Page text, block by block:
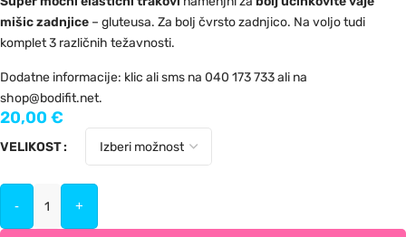
mišic zadnjice – gluteusa. Za bolj čvrsto zadnjico. Na voljo tudi
komplet 3 različnih težavnosti.
Dodatne informacije: klic ali sms na 040 173 733 ali na
shop@bodifit.net.
20,00 €
VELIKOST
- +